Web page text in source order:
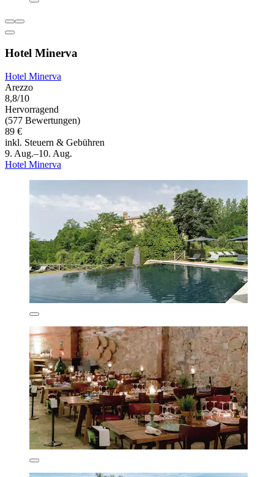
Hotel Minerva
Hotel Minerva
Arezzo
8,8/10
Hervorragend
(577 Bewertungen)
89 €
inkl. Steuern & Gebühren
9. Aug.–10. Aug.
Hotel Minerva